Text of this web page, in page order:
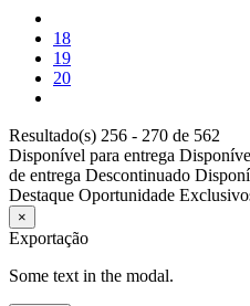
18
19
20
Resultado(s) 256 - 270 de 562
Disponível para entrega
de entrega Descontinuado
Destaque Oportunidade
×
Exportação
Some text in the modal.